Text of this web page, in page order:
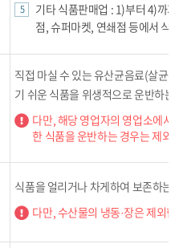
기타 식품판매업 : 1)부터 4)까
점, 슈퍼마켓, 연쇄점 등에서 식
직접 마실 수 있는 유산균음료(살균
기 쉬운 식품을 위생적으로 운반하는
다만, 해당 영업자의 영업소에서
한 식품을 운반하는 경우는 제외
식품을 얼리거나 차게하여 보존하는
다만, 수산물의 냉동·장은 제외